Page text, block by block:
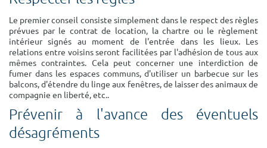
Surface min
m²
Surface max
m²
Type de location
Votre date d'entrée
Le premier conseil consiste simplement dans le respect des règles
prévues par le contrat de location, la chartre ou le règlement
intérieur signés au moment de l'entrée dans les lieux. Les
relations entre voisins seront facilitées par l'adhésion de tous aux
mêmes contraintes. Cela peut concerner une interdiction de
fumer dans les espaces communs, d'utiliser un barbecue sur les
balcons, d'étendre du linge aux fenêtres, de laisser des animaux de
compagnie en liberté, etc..
Prévenir à l'avance des éventuels
désagréments